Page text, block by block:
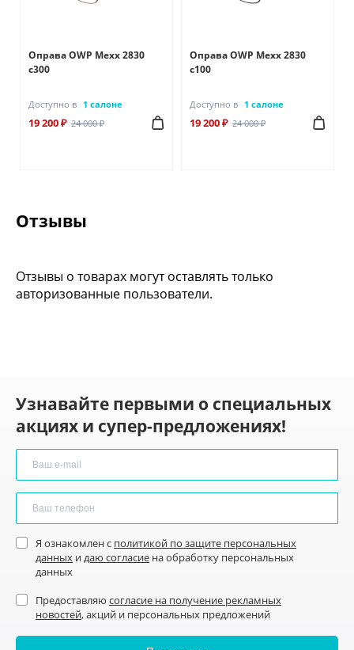
Оправа OWP Mexx 2830
c300
Доступно в 1 салоне
19 200 ₽ 24 000 ₽
Оправа OWP Mexx 2830
c100
Доступно в 1 салоне
19 200 ₽ 24 000 ₽
Отзывы
Отзывы о товарах могут оставлять только
авторизованные пользователи.
Узнавайте первыми о специальных
акциях и супер-предложениях!
Я ознакомлен с политикой по защите персональных
данных идаю согласие на обработку персональных
данных
Предоставляю согласие на получение рекламных
новостей, акций и персональных предложений